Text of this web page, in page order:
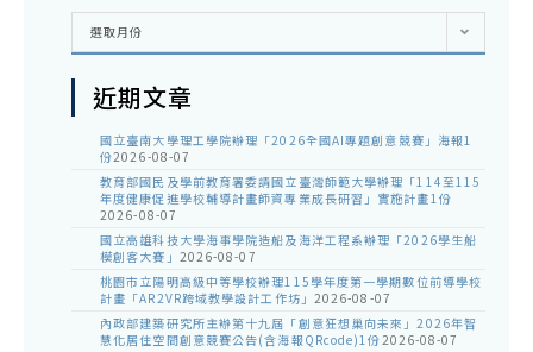
彙
選取月份
近期文章
國立臺南大學理工學院辦理「2026全國AI專題創意競賽」海報1
份2026-08-07
教育部國民及學前教育署委請國立臺灣師範大學辦理「114至115
年度健康促進學校輔導計畫師資專業成長研習」實施計畫1份
2026-08-07
國立高雄科技大學海事學院造船及海洋工程系辦理「2026學生船
模創客大賽」 2026-08-07
桃園市立陽明高級中等學校辦理115學年度第一學期數位前導學校
計畫「AR2VR跨域教學設計工作坊」 2026-08-07
內政部建築研究所主辦第十九屆「創意狂想巢向未來」2026年智
慧化居住空間創意競賽公告(含海報QRcode)1份2026-08-07